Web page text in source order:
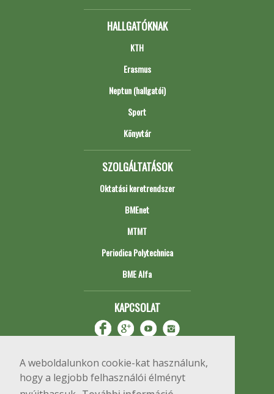
A weboldalunkon cookie-kat használunk,
hogy a legjobb felhasználói élményt
HALLGATÓKNAK
KTH
Erasmus
Neptun (hallgatói)
Sport
Könyvtár
SZOLGÁLTATÁSOK
Oktatási keretrendszer
BMEnet
MTMT
Periodica Polytechnica
BME Alfa
KAPCSOLAT